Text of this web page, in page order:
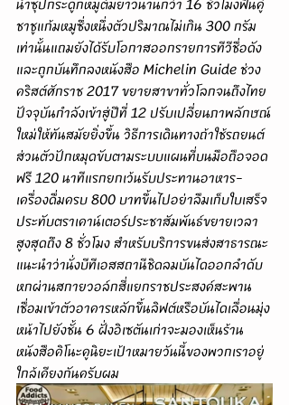
ชาชูแก้มหมูซึ่งหนึ่งตัวปริมาณไม่เกิน 300 กรัม
เท่านั้นแถมยังได้รับโอกาสออกรายการทีวีชื่อดัง
และถูกบันทึกลงหนังสือ Michelin Guide ช่วง
คริสต์ศักราช 2017 ขยายสาขาทั่วโลกจนถึงไทย
ปัจจุบันกำลังเข้าสู่ปีที่ 12 ปรับเปลี่ยนภาพลักษณ์
ใหม่ให้ทันสมัยยิ่งขึ้น วิธีการเดินทางถ้าใช้รถยนต์
ส่วนตัวปักหมุดขับตามระบบแผนที่บนมือถือจอด
ฟรี 120 นาทีแรกยกเว้นรับประทานอาหาร-
เครื่องดื่มครบ 800 บาทขึ้นไปอย่าลืมเก็บใบเสร็จ
ประทับตราเคาน์เตอร์ประชาสัมพันธ์ขยายเวลา
สูงสุดถึง 8 ชั่วโมง สำหรับบริการขนส่งสาธารณะ
แนะนำว่านั่งบีทีเอสสถานีชิดลมบันไดออกลำดับ
หกผ่านสกายวอล์กสี่แยกราชประสงค์สะพาน
เชื่อมเข้าตัวอาคารหลักขึ้นลิฟต์หรือบันไดเลื่อนมุ่ง
หน้าไปยังชั้น 6 ฝั่งอิเซตันเก่าจะมองเห็นร้าน
หนังสือคิโนะคูนิยะเป้าหมายวันนี้ของพวกเราอยู่
ใกล้เคียงกันครับผม